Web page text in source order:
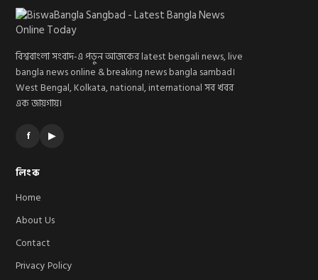
বিশ্ববাংলা সংবাদ-এ পড়ুন আজকের latest bengali news, live
bangla news online & breaking news bangla sambad।
West Bengal, Kolkata, national, international সব খবর
এক জায়গায়।
f ▶
লিংক
Home
About Us
Contact
Privacy Policy